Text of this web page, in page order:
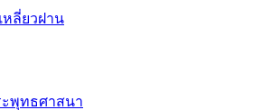
หลี่ยวฝาน
ะพุทธศาสนา